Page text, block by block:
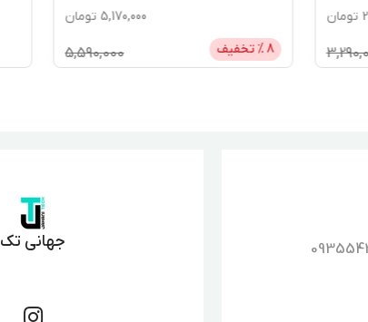
تومان
5,170,000 تومان
8% تخفیف 5,590,000
جهانی تک